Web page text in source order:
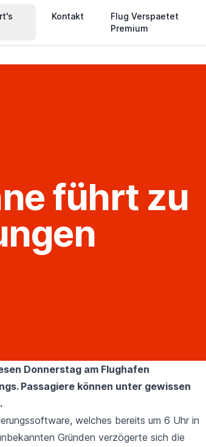
Kontakt
Flug Verspaetet
Premium
führt zu
Donnerstag am Flughafen
Passagiere können unter gewissen
welches bereits um 6 Uhr in
Gründen verzögerte sich die